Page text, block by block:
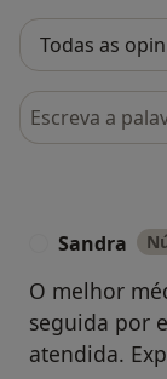
Pesquisar em
Sandra
O melhor
seguida por
atendida.